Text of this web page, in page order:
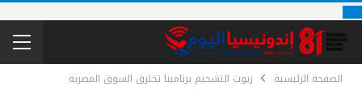
الصفحة الرئيسية زيوت التشحيم برتامينا تخترق السوق المصرية